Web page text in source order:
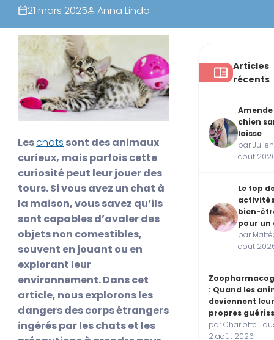
21 mars 2025 Anna Lindo
Leschats sont des animaux
curieux, mais parfois cette
curiosité peut leur jouer des
tours. Si vous avez un chat à
la maison, vous savez qu’ils
sont capables d’avaler des
objets non comestibles,
souvent en jouant ou en
explorant leur
environnement. Dans cet
article, nous explorons les
dangers des corps étrangers
ingérés par les chats et les
Articles
récents
Amende
chien
laisse
par
août
Le top
bien-
pour un
par
août
: Quand les
deviennent
propres
par Charlotte
2 août 2026